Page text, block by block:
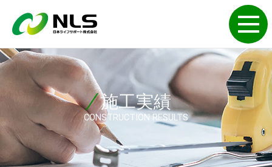
施工実績
CONSTRUCTION RESULTS